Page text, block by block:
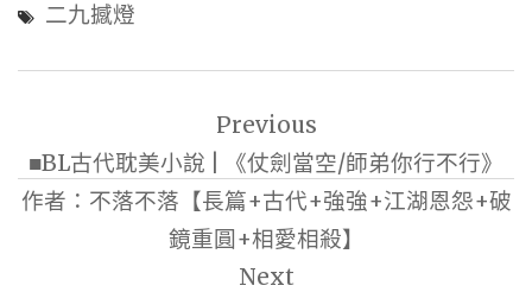
二九撼燈
導
覽
Previous
■BL古代耽美小說 | 《仗劍當空/師弟你行不行》
作者：不落不落【長篇+古代+強強+江湖恩怨+破
鏡重圓+相愛相殺】
Next